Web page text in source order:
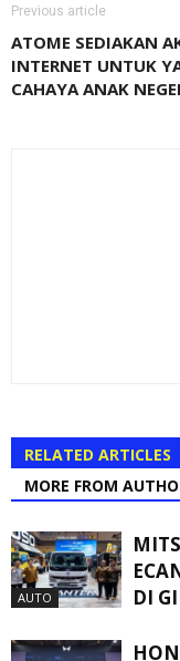
Previous article
ATOME SEDIAKAN
INTERNET UNTUK
CAHAYA ANAK
RELATED ARTICLES
MORE FROM
AUTO
DI